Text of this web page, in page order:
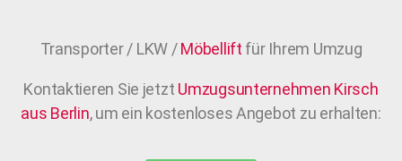
Transporter / LKW /Möbellift für Ihrem Umzug
Kontaktieren Sie jetzt Umzugsunternehmen Kirsch
aus Berlin, um ein kostenloses Angebot zu erhalten: